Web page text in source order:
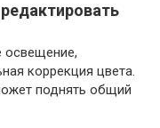
освещение,
коррекция цвета.
поднять общий